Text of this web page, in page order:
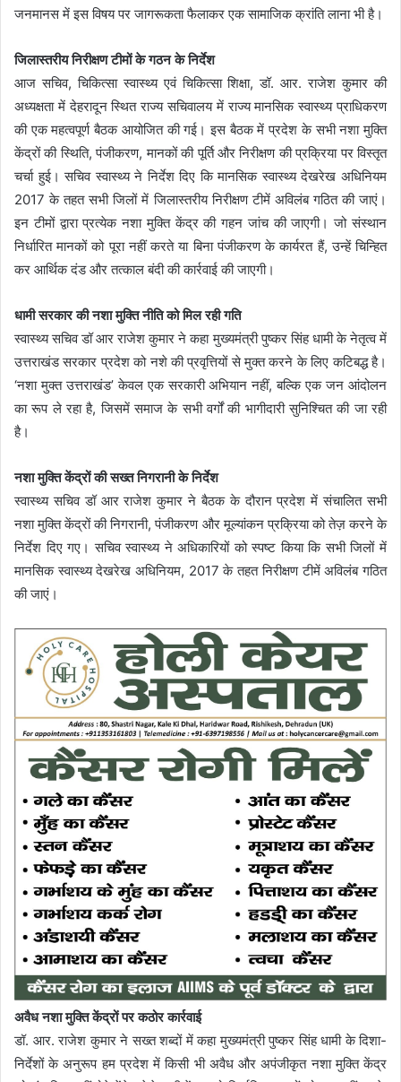
जनमानस में इस विषय पर जागरूकता फैलाकर एक सामाजिक क्रांति लाना भी है।
जिलास्तरीय निरीक्षण टीमों के गठन के निर्देश
आज सचिव, चिकित्सा स्वास्थ्य एवं चिकित्सा शिक्षा, डॉ. आर. राजेश कुमार की
अध्यक्षता में देहरादून स्थित राज्य सचिवालय में राज्य मानसिक स्वास्थ्य प्राधिकरण
की एक महत्वपूर्ण बैठक आयोजित की गई। इस बैठक में प्रदेश के सभी नशा मुक्ति
केंद्रों की स्थिति, पंजीकरण, मानकों की पूर्ति और निरीक्षण की प्रक्रिया पर विस्तृत
चर्चा हुई। सचिव स्वास्थ्य ने निर्देश दिए कि मानसिक स्वास्थ्य देखरेख अधिनियम
2017 के तहत सभी जिलों में जिलास्तरीय निरीक्षण टीमें अविलंब गठित की जाएं।
इन टीमों द्वारा प्रत्येक नशा मुक्ति केंद्र की गहन जांच की जाएगी। जो संस्थान
निर्धारित मानकों को पूरा नहीं करते या बिना पंजीकरण के कार्यरत हैं, उन्हें चिन्हित
कर आर्थिक दंड और तत्काल बंदी की कार्रवाई की जाएगी।
धामी सरकार की नशा मुक्ति नीति को मिल रही गति
स्वास्थ्य सचिव डॉ आर राजेश कुमार ने कहा मुख्यमंत्री पुष्कर सिंह धामी के नेतृत्व में
उत्तराखंड सरकार प्रदेश को नशे की प्रवृत्तियों से मुक्त करने के लिए कटिबद्ध है।
‘नशा मुक्त उत्तराखंड’ केवल एक सरकारी अभियान नहीं, बल्कि एक जन आंदोलन
का रूप ले रहा है, जिसमें समाज के सभी वर्गों की भागीदारी सुनिश्चित की जा रही
है।
नशा मुक्ति केंद्रों की सख्त निगरानी के निर्देश
स्वास्थ्य सचिव डॉ आर राजेश कुमार ने बैठक के दौरान प्रदेश में संचालित सभी
नशा मुक्ति केंद्रों की निगरानी, पंजीकरण और मूल्यांकन प्रक्रिया को तेज़ करने के
निर्देश दिए गए। सचिव स्वास्थ्य ने अधिकारियों को स्पष्ट किया कि सभी जिलों में
मानसिक स्वास्थ्य देखरेख अधिनियम, 2017 के तहत निरीक्षण टीमें अविलंब गठित
की जाएं।
अवैध नशा मुक्ति केंद्रों पर कठोर कार्रवाई
डॉ. आर. राजेश कुमार ने सख्त शब्दों में कहा मुख्यमंत्री पुष्कर सिंह धामी के दिशा-
निर्देशों के अनुरूप हम प्रदेश में किसी भी अवैध और अपंजीकृत नशा मुक्ति केंद्र